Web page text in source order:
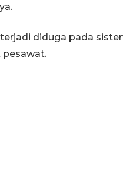
diduga pada
pesawat.